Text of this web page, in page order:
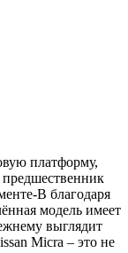
платформу,
В благодаря
модель имеет
выглядит
Micra – это не